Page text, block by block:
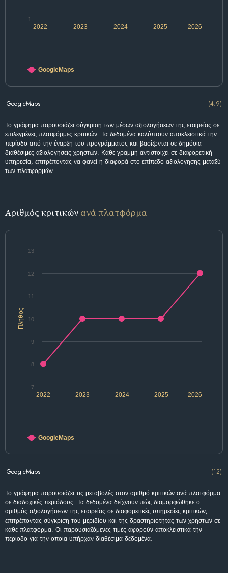
2022 2024 2026
2023 2025
1
GoogleMaps
GoogleMaps (4.9)
Το γράφημα παρουσιάζει σύγκριση των μέσων αξιολογήσεων της εταιρείας σε
επιλεγμένες πλατφόρμες κριτικών. Τα δεδομένα καλύπτουν αποκλειστικά την
περίοδο από την έναρξη του προγράμματος και βασίζονται σε δημόσια
διαθέσιμες αξιολογήσεις χρηστών. Κάθε γραμμή αντιστοιχεί σε διαφορετική
υπηρεσία, επιτρέποντας να φανεί η διαφορά στο επίπεδο αξιολόγησης μεταξύ
των πλατφορμών.
Αριθμός κριτικών ανά πλατφόρμα
Πλήθος
2022 2024 2026
2023 2025
7
8
9
10
11
12
13
GoogleMaps
GoogleMaps (12)
Το γράφημα παρουσιάζει τις μεταβολές στον αριθμό κριτικών ανά πλατφόρμα
σε διαδοχικές περιόδους. Τα δεδομένα δείχνουν πώς διαμορφώθηκε ο
αριθμός αξιολογήσεων της εταιρείας σε διαφορετικές υπηρεσίες κριτικών,
επιτρέποντας σύγκριση του μεριδίου και της δραστηριότητας των χρηστών σε
κάθε πλατφόρμα. Οι παρουσιαζόμενες τιμές αφορούν αποκλειστικά την
περίοδο για την οποία υπήρχαν διαθέσιμα δεδομένα.